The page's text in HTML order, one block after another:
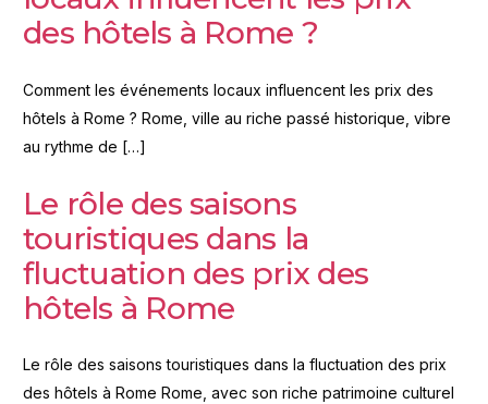
des hôtels à Rome ?
Comment les événements locaux influencent les prix des
hôtels à Rome ? Rome, ville au riche passé historique, vibre
au rythme de […]
Le rôle des saisons
touristiques dans la
fluctuation des prix des
hôtels à Rome
Le rôle des saisons touristiques dans la fluctuation des prix
des hôtels à Rome Rome, avec son riche patrimoine culturel